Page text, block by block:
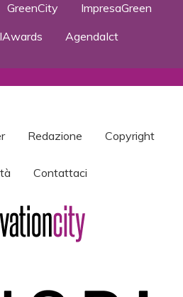
GreenCity
ImpresaGreen
AgendaIct
Redazione Copyright
Contattaci